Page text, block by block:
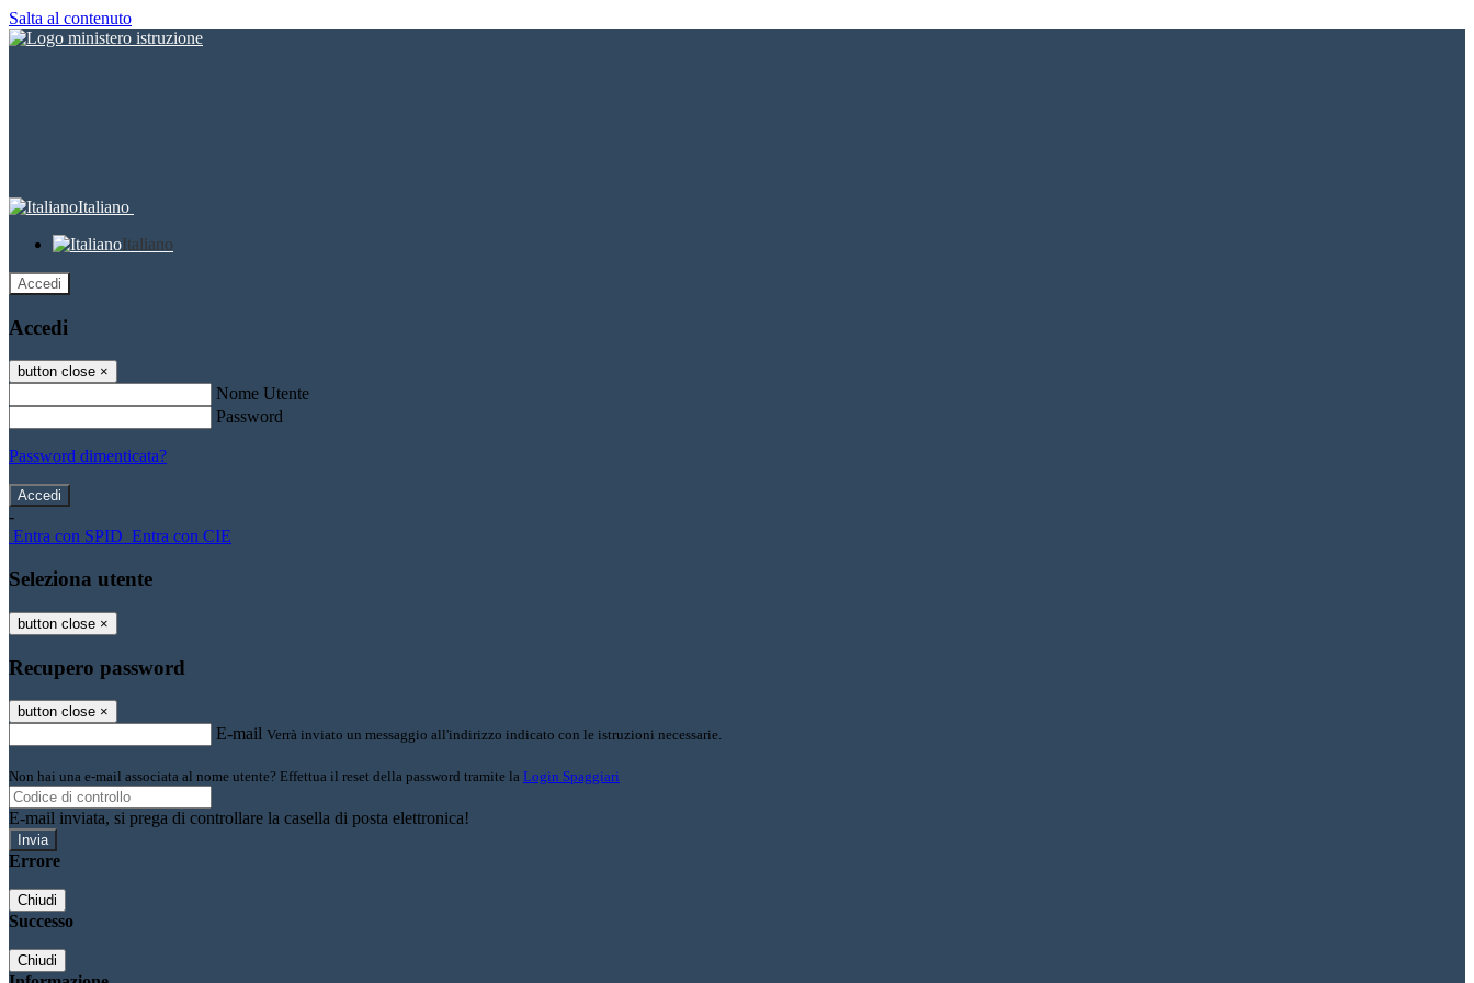
Salta al contenuto
Italiano
Italiano
Accedi
Accedi
button close ×
Nome Utente
Password
Password dimenticata?
-
Entra con SPID Entra con CIE
Seleziona utente
button close ×
Recupero password
button close ×
E-mail Verrà inviato un messaggio all'indirizzo indicato con le istruzioni necessarie.
Non hai una e-mail associata al nome utente? Effettua il reset della password tramite la Login Spaggiari
E-mail inviata, si prega di controllare la casella di posta elettronica!
Errore
Chiudi
Successo
Chiudi